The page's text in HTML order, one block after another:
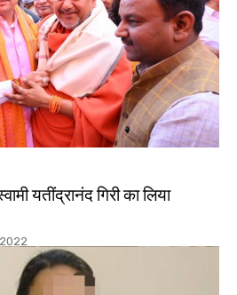
यतींद्रानंद गिरी का लिया